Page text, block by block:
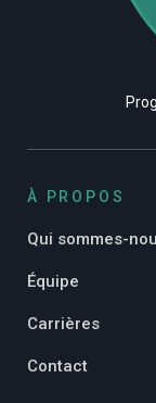
À PROPOS
Qui sommes-
Équipe
Carrières
Contact